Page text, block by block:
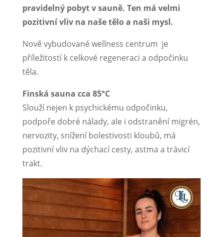
pravidelný pobyt v sauně. Ten má velmi
pozitivní vliv na naše tělo a naši mysl.
Nově vybudované wellness centrum je
příležitostí k celkové regeneraci a odpočinku
těla.
Finská sauna cca 85°C
Slouží nejen k psychickému odpočinku,
podpoře dobré nálady, ale i odstranění migrén,
nervozity, snížení bolestivosti kloubů, má
pozitivní vliv na dýchací cesty, astma a trávicí
trakt.